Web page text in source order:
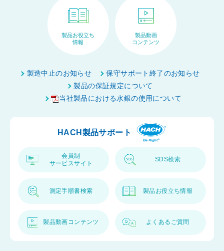
製品お役立ち
情報
製品動画
コンテンツ
製造中止のお知らせ
保守サポート終了のお知らせ
製品の保証規定について
当社製品における水銀の使用について
HACH製品サポート
会員制
サービスサイト
SDS検索
測定手順書検索 製品お役立ち情報
製品動画コンテンツ よくあるご質問